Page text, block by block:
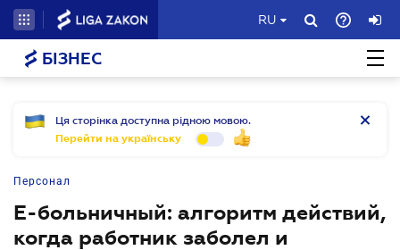
RU
БІЗНЕС
Ця сторінка доступна рідною мовою.
Перейти на українську
Персонал
Е-больничный: алгоритм действий,
когда работник заболел и